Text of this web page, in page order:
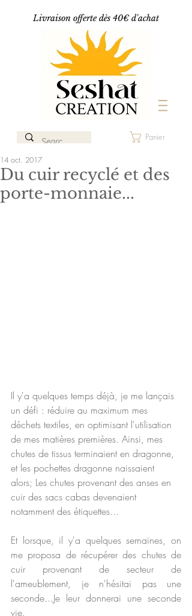
Livraison offerte dès 40€ d'achat
Panier
Du cuir recyclé et des
porte-monnaie...
14 oct. 2017
Il y'a quelques temps déjà, je me lançais
un défi : réduire au maximum mes
déchets textiles, en optimisant l'utilisation
de mes matières premières. Ainsi, mes
chutes de tissus terminaient en dragonne,
et les pochettes dragonne naissaient
alors; Les chutes provenant des anses en
cuir des sacs cabas devenaient
notamment des étiquettes...
Et lorsque, il y'a quelques semaines, on
me proposa de récupérer des chutes de
cuir provenant de secteur de
l'ameublement, je n'hésitai pas une
seconde...Je leur donnerai une seconde
vie.